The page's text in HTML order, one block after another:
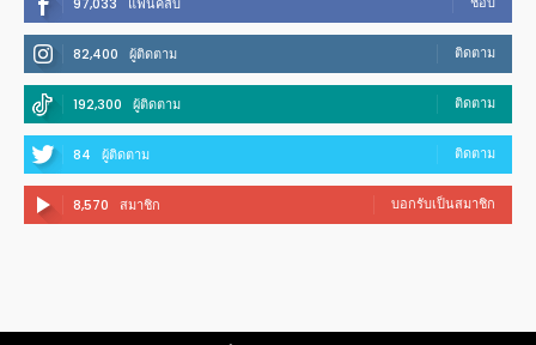
82,400 ผู้ติดตาม ติดตาม
192,300 ผู้ติดตาม ติดตาม
84 ผู้ติดตาม ติดตาม
8,570 สมาชิก บอกรับเป็นสมาชิก